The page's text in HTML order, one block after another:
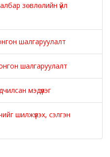
зөвлөлийн үйл
шалгаруулалт
шалгаруулалт
мэдүүлэг
шилжүүлэх, сэлгэн